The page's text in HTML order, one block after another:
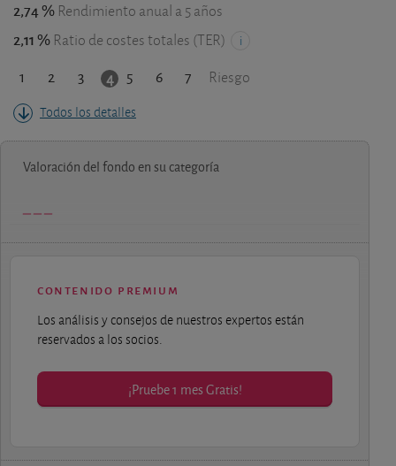
2,74 % Rendimiento anual a 5 años
2,11 % Ratio de costes totales (TER)
1 2 3 4 5 6 7 Riesgo
Todos los detalles
Valoración del fondo en su categoría
contenido premium
Los análisis y consejos de nuestros expertos están
reservados a los socios.
¡Pruebe 1 mes Gratis!